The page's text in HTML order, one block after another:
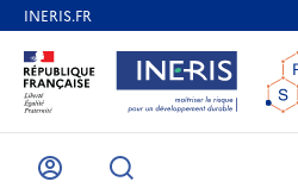
Mon
Recherche